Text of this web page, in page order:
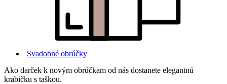
Svadobné obrúčky
Ako darček k novým obrúčkam od nás dostanete elegantnú
krabičku s taškou.